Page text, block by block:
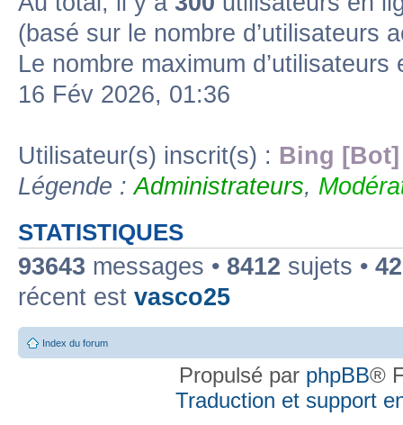
(basé sur le nombre d’utilisateurs
Le nombre maximum
16 Fév 2026, 01:36
Utilisateur(s) inscrit(s) : Bing [Bot]
Légende :Administrateurs,
STATISTIQUES
93643 messages • 8412 sujets •
récent est vasco25
Index du forum
Propulsé par phpBB®
Traduction et support